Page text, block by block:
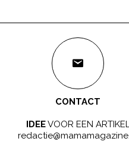
CONTACT
IDEEVOOR EEN ARTIKEL